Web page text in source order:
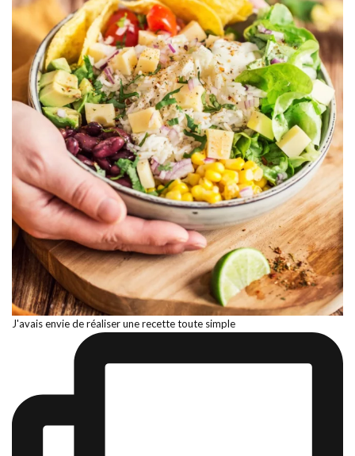
J'avais envie de réaliser une recette toute simple